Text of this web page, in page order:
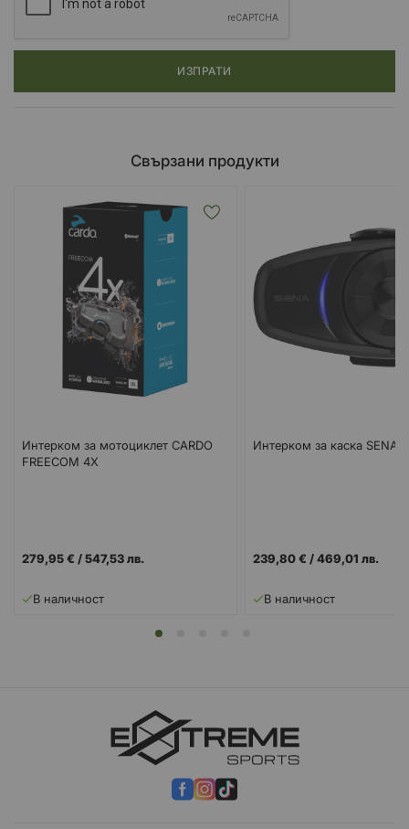
ИЗПРАТИ
Свързани продукти
Интерком за мотоциклет CARDO
FREECOM 4X
279,95 € /547,53 лв.
В наличност
Интерком за каска SENA
239,80 € /469,01 лв.
В наличност